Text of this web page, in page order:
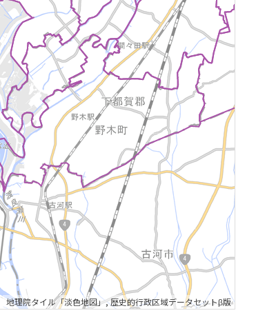
地理院タイル「淡色地図」,歴史的行政区域データセットβ版